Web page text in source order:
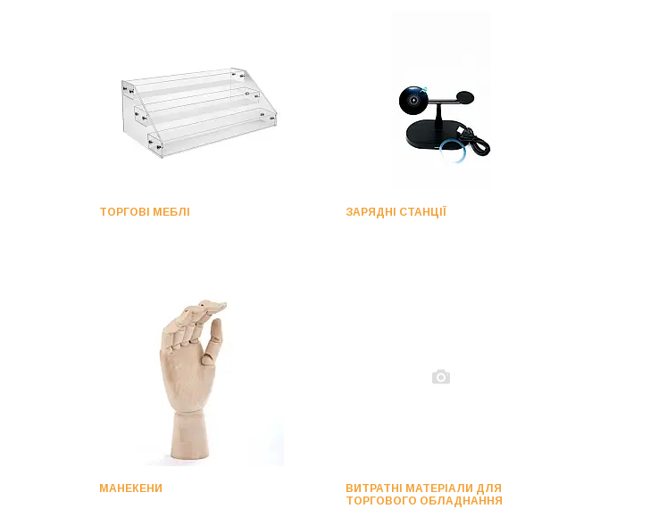
ТОРГОВІ МЕБЛІ ЗАРЯДНІ СТАНЦІЇ
МАНЕКЕНИ
ВИТРАТНІ МАТЕРІАЛИ ДЛЯ
ТОРГОВОГО ОБЛАДНАННЯ